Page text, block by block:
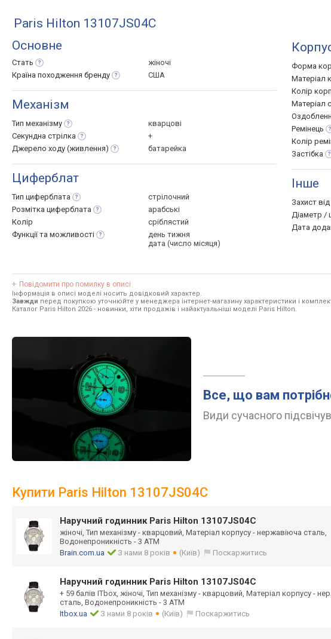
Paris Hilton 13107JS04C
Основне
Стать
жіночі
Країна походження бренду США
Механізм
Тип механізму
кварцові
Секундна стрілка
+
Джерело ходу (живлення) батарейка
Циферблат
Тип циферблата
стрілочний
Розмітка циферблата
арабські
Колір
сріблястий
Функції та можливості
день тижня
дата (число місяця)
Форма
Матеріал
Колір
Матеріал
Ремінець
Колір
Застібка
Інше
Захист від
Діаметр /
Дата
Повідомити про помилку в описі
Інформація в описі моделі носить довідковий характер.
Завжди перед покупкою уточнюйте у менеджера інтернет-магазину характеристики і
Каталог Paris Hilton 2026 - новинки, хіти продажів і найактуальніші моделі Paris Hilton.
Все, що вам
Види сучасного
Купити Paris Hilton 13107JS04C
Наручний годинник Paris Hilton 13107JS04C
жіночі, Тип механізму - кварцовий, Матеріал корпусу - нержавіюча сталь,
Водонепроникність - 3 АТМ
Brain.com.ua
З нами 8 років (Київ) Поскаржитись
Наручний годинник Paris Hilton 13107JS04C
+ 59 балів ITbox, жіночі, Тип механізму - кварцовий, Матеріал корпусу -
сталь, Водонепроникність - 3 АТМ
Itbox.ua
З нами 8 років (Київ) Поскаржитись